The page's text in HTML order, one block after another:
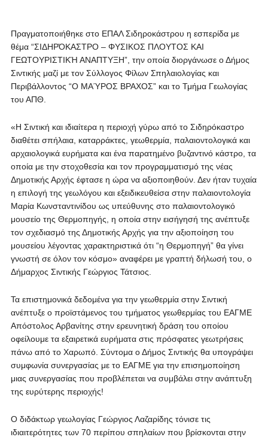
Πραγματοποιήθηκε στο ΕΠΑΛ Σιδηροκάστρου η εσπερίδα με
θέμα “ΣΙΔΗΡΌΚΑΣΤΡΟ – ΦΥΣΙΚΟΣ ΠΛΟΥΤΟΣ ΚΑΙ
ΓΕΩΤΟΥΡΙΣΤΙΚΉ ΑΝΑΠΤΥΞΗ”, την οποία διοργάνωσε ο Δήμος
Σιντικής μαζί με τον Σύλλογος Φίλων Σπηλαιολογίας και
Περιβάλλοντος “Ο ΜΑΎΡΟΣ ΒΡΑΧΟΣ” και το Τμήμα Γεωλογίας
του ΑΠΘ.
«Η Σιντική και ιδιαίτερα η περιοχή γύρω από το Σιδηρόκαστρο
διαθέτει σπήλαια, καταρράκτες, γεωθερμία, παλαιοντολογικά και
αρχαιολογικά ευρήματα και ένα παρατημένο βυζαντινό κάστρο, τα
οποία με την στοχοθεσία και τον προγραμματισμό της νέας
Δημοτικής Αρχής έφτασε η ώρα να αξιοποιηθούν. Δεν ήταν τυχαία
η επιλογή της γεωλόγου και εξειδικευθείσα στην παλαιοντολογία
Μαρία Κωνσταντινίδου ως υπεύθυνης στο παλαιοντολογικό
μουσείο της Θερμοπηγής, η οποία στην εισήγησή της ανέπτυξε
τον σχεδιασμό της Δημοτικής Αρχής για την αξιοποίηση του
μουσείου λέγοντας χαρακτηριστικά ότι “η Θερμοπηγή” θα γίνει
γνωστή σε όλον τον κόσμο» αναφέρει με γραπτή δήλωσή του, ο
Δήμαρχος Σιντικής Γεώργιος Τάτσιος.
Τα επιστημονικά δεδομένα για την γεωθερμία στην Σιντική
ανέπτυξε ο προϊστάμενος του τμήματος γεωθερμίας του ΕΑΓΜΕ
Απόστολος Αρβανίτης στην ερευνητική δράση του οποίου
οφείλουμε τα εξαιρετικά ευρήματα στις πρόσφατες γεωτρήσεις
πάνω από το Χαρωπό. Σύντομα ο Δήμος Σιντικής θα υπογράψει
συμφωνία συνεργασίας με το ΕΑΓΜΕ για την επισημοποίηση
μιας συνεργασίας που προβλέπεται να συμβάλει στην ανάπτυξη
της ευρύτερης περιοχής!
Ο διδάκτωρ γεωλογίας Γεώργιος Λαζαρίδης τόνισε τις
ιδιαιτερότητες των 70 περίπου σπηλαίων που βρίσκονται στην